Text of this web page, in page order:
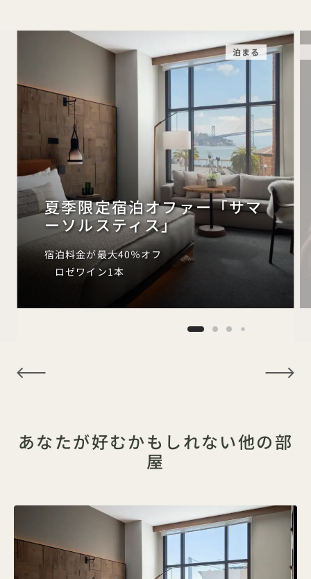
泊まる
夏季限定宿泊オファー「サマ
ーソルスティス」
宿泊料金が最大40％オフ
ロゼワイン1本
あなたが好むかもしれない他の部
屋